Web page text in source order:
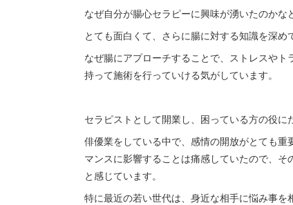
なぜ自分が腸心セラピーに興味が湧いたのかな
とても面白くて、さらに腸に対する知識を深め
なぜ腸にアプローチすることで、ストレスや
持って施術を行っていける気がしています。
セラピストとして開業し、困っている方の役に
俳優業をしている中で、感情の開放がとても
マンスに影響することは痛感していたので、
と感じています。
特に最近の若い世代は、身近な相手に悩み事